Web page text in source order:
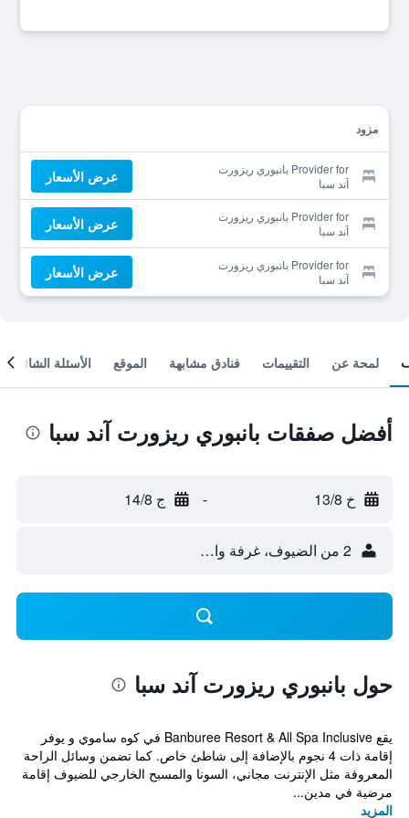
مزود
Provider for بانبوري ريزورت
آند سبا
عرض الأسعار
Provider for بانبوري ريزورت
آند سبا
عرض الأسعار
Provider for بانبوري ريزورت
آند سبا
عرض الأسعار
لمحة عن التقييمات فنادق مشابهة الموقع الأسئلة الشائعة
أفضل صفقات بانبوري ريزورت آند سبا
خ 13/8 - ج 14/8
2 من الضيوف، غرفة واحدة
حول بانبوري ريزورت آند سبا
يقع Banburee Resort & All Spa Inclusive في كوه ساموي و يوفر
إقامة ذات 4 نجوم بالإضافة إلى شاطئ خاص. كما تضمن وسائل الراحة
المعروفة مثل الإنترنت مجاني، السونا والمسبح الخارجي للضيوف إقامة
مرضية في مدين...
المزيد